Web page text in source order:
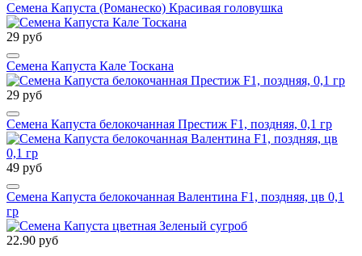
Семена Капуста (Романеско) Красивая головушка
29 руб
Семена Капуста Кале Тоскана
29 руб
Семена Капуста белокочанная Престиж F1, поздняя, 0,1 гр
49 руб
Семена Капуста белокочанная Валентина F1, поздняя, цв 0,1
гр
22.90 руб